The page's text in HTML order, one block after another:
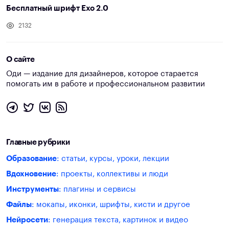
Бесплатный шрифт Exo 2.0
2132
О сайте
Оди — издание для дизайнеров, которое старается
помогать им в работе и профессиональном развитии
Главные рубрики
Образование: статьи, курсы, уроки, лекции
Вдохновение: проекты, коллективы и люди
Инструменты: плагины и сервисы
Файлы: мокапы, иконки, шрифты, кисти и другое
Нейросети: генерация текста, картинок и видео